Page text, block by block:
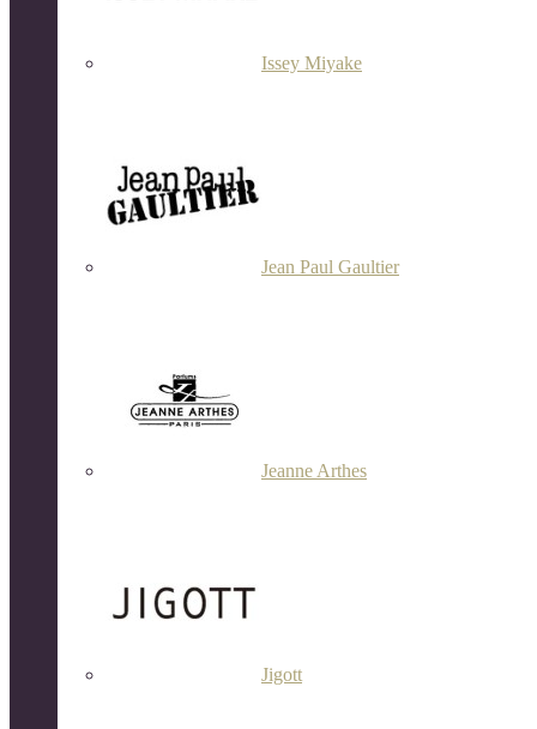
Issey Miyake
Jean Paul Gaultier
Jeanne Arthes
Jigott